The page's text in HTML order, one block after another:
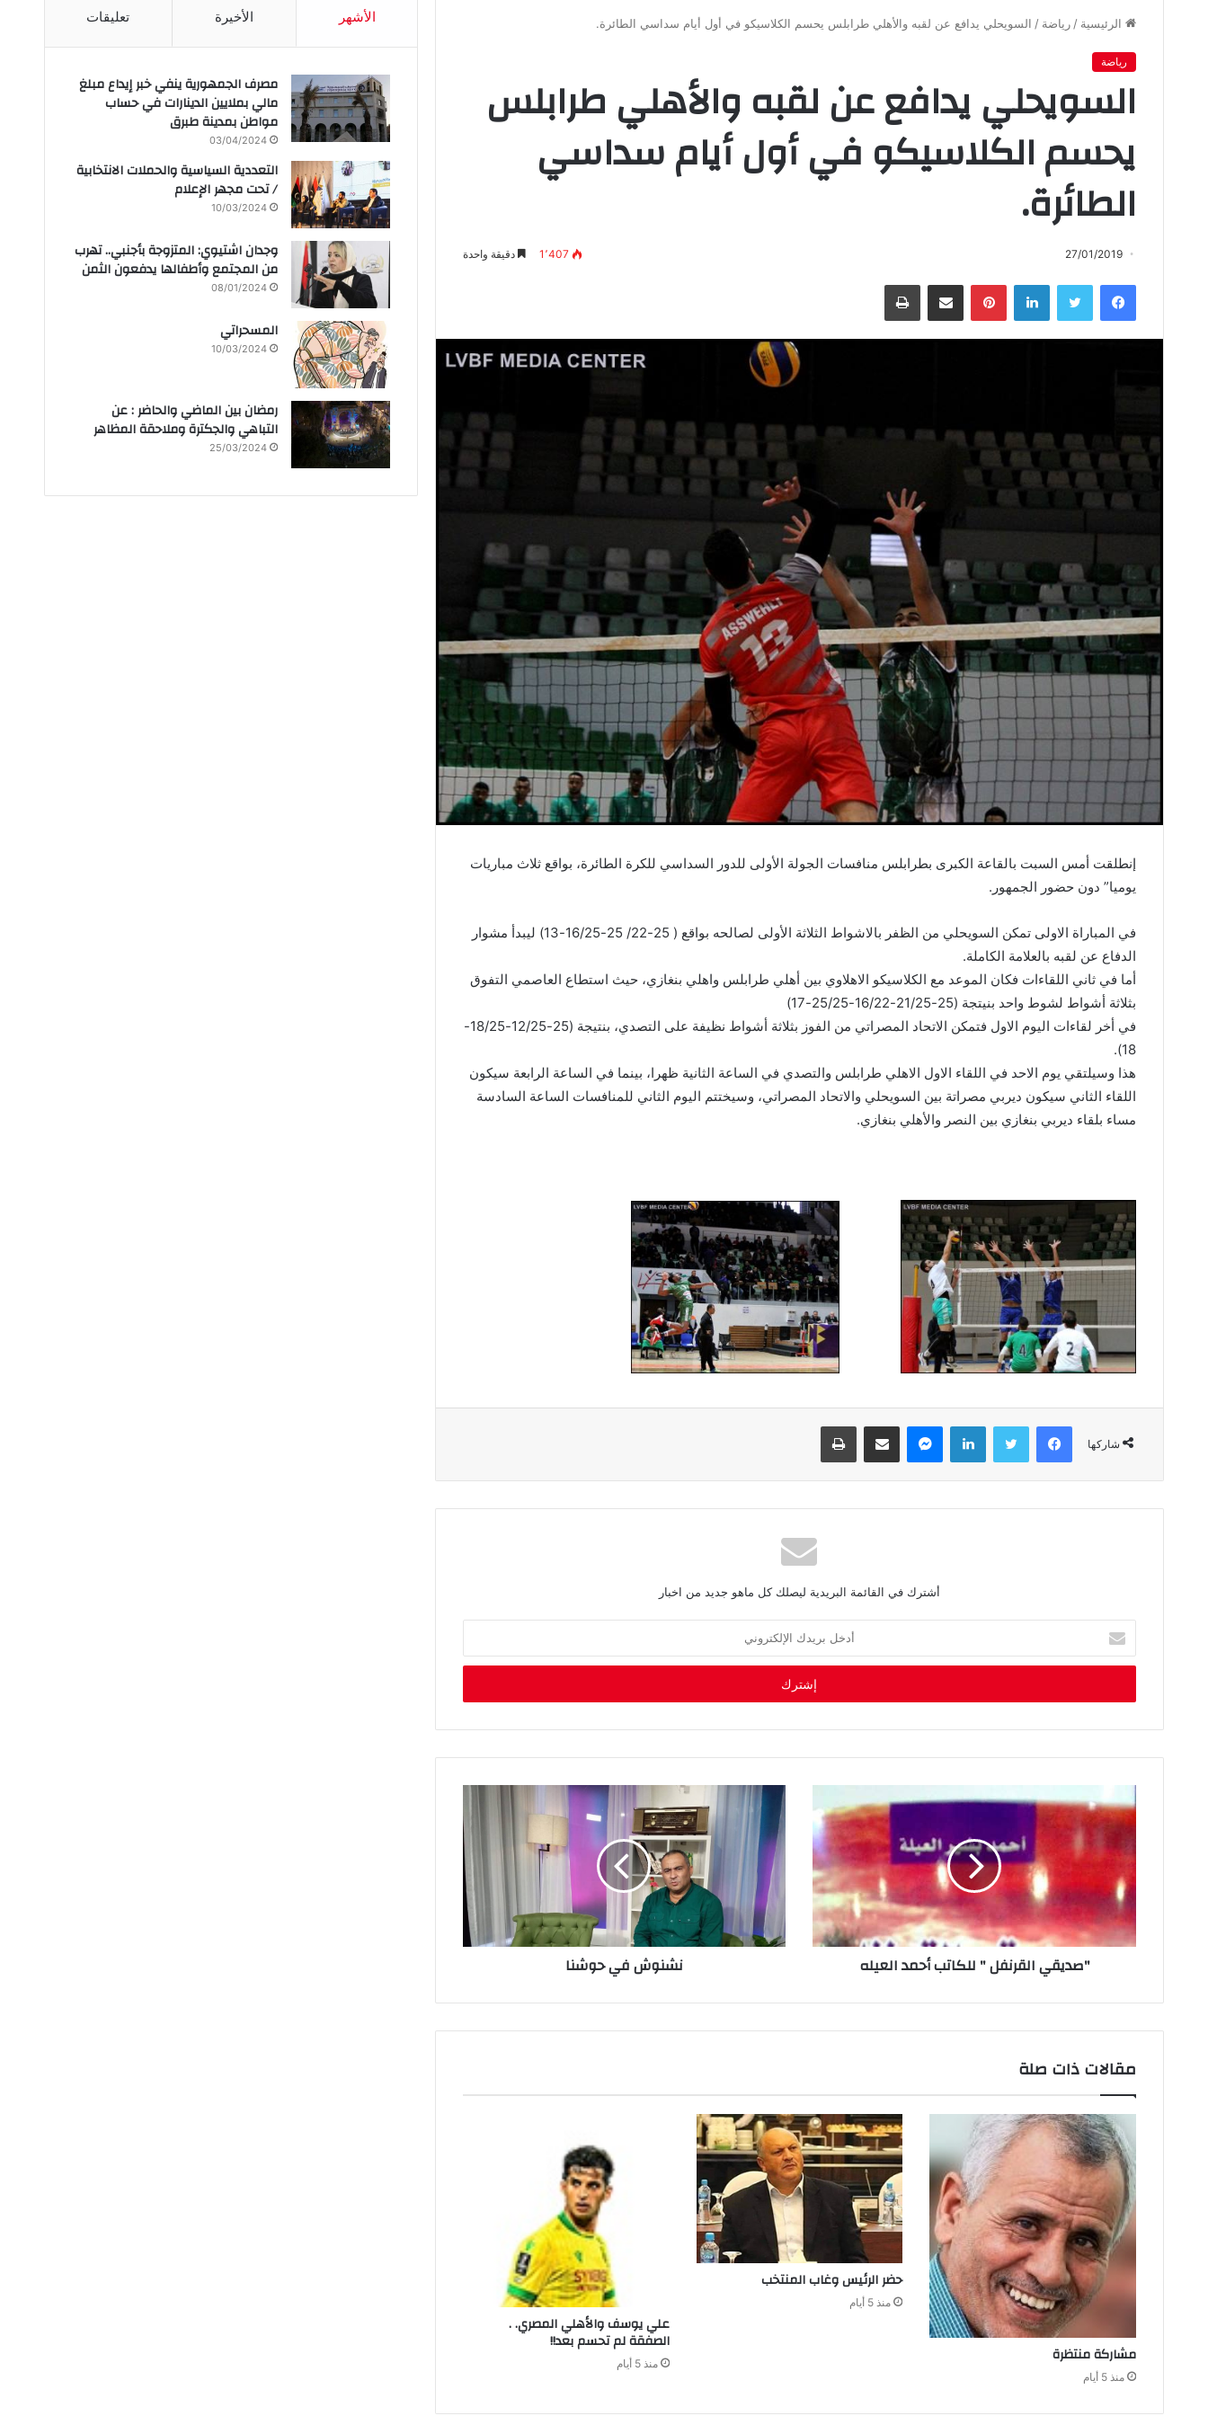
الرئيسية / رياضة / السويحلي يدافع عن لقبه والأهلي طرابلس يحسم الكلاسيكو في أول أيام سداسي الطائرة.
رياضة
السويحلي يدافع عن لقبه والأهلي طرابلس
يحسم الكلاسيكو في أول أيام سداسي
الطائرة.
27/01/2019 1٬407 دقيقة واحدة
فيسبوك تويتر لينكدإن بينتيريست مشاركة عبر البريد طباعة
إنطلقت أمس السبت بالقاعة الكبرى بطرابلس منافسات الجولة الأولى للدور السداسي للكرة الطائرة، بواقع ثلاث مباريات
يوميا” دون حضور الجمهور.
في المباراة الاولى تمكن السويحلي من الظفر بالاشواط الثلاثة الأولى لصالحه بواقع ( 25-22/ 25-16/25-13) ليبدأ مشوار
الدفاع عن لقبه بالعلامة الكاملة.
أما في ثاني اللقاءات فكان الموعد مع الكلاسيكو الاهلاوي بين أهلي طرابلس واهلي بنغازي، حيث استطاع العاصمي التفوق
بثلاثة أشواط لشوط واحد بنيتجة (25-21/25-16/22-25/25-17)
في أخر لقاءات اليوم الاول فتمكن الاتحاد المصراتي من الفوز بثلاثة أشواط نظيفة على التصدي، بنتيجة (25-12/25-18/25-
18).
هذا وسيلتقي يوم الاحد في اللقاء الاول الاهلي طرابلس والتصدي في الساعة الثانية ظهرا، بينما في الساعة الرابعة سيكون
اللقاء الثاني سيكون ديربي مصراتة بين السويحلي والاتحاد المصراتي، وسيختتم اليوم الثاني للمنافسات الساعة السادسة
مساء بلقاء ديربي بنغازي بين النصر والأهلي بنغازي.
شاركها
فيسبوك تويتر لينكدإن ماسنجر مشاركة عبر البريد طباعة
أشترك في القائمة البريدية ليصلك كل ماهو جديد من اخبار
خ
ب
د
ا
ل
ل
ك
ت
ر
و
ن
"صديقي القرنفل " للكاتب أحمد العيله نشنوش في حوشنا
مقالات ذات صلة
مشاركة‭ ‬منتظرة
منذ 5 أيام
حضر‭ ‬الرئيس‭ ‬وغاب‭ ‬المنتخب
منذ 5 أيام
علي‭ ‬يوسف‭ ‬والأهلي‭ ‬المصري‭ . .
‬الصفقة‭ ‬لم‭ ‬تحسم‭ ‬بعد‭ !!‬
منذ 5 أيام
الأشهر الأخيرة تعليقات
مصرف الجمهورية ينفي خبر إيداع مبلغ
مالي بملايين الدينارات في حساب
مواطن بمدينة طبرق
03/04/2024
التعددية السياسية والحملات الانتخابية
/ تحت مجهر الإعلام
10/03/2024
وجدان اشتيوي: المتزوجة بأجنبي.. تهرب
من المجتمع وأطفالها يدفعون الثمن
08/01/2024
المسحراتي
10/03/2024
رمضان بين الماضي والحاضر : عن
التباهي والجكترة وملاحقة المظاهر
25/03/2024